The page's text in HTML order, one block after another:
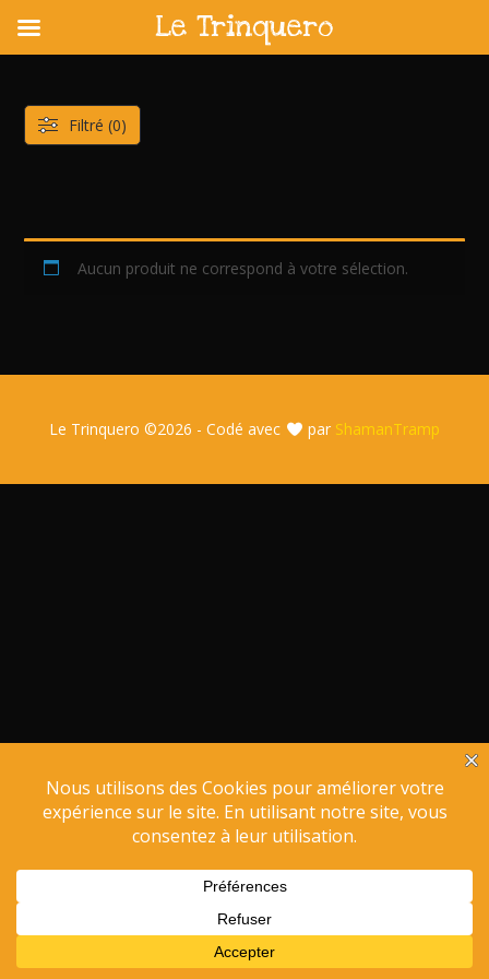
content
Aucun produit ne correspond à votre sélection.
Filtré (0)
Le Trinquero ©2026 - Codé avec par ShamanTramp
Le Trinquero